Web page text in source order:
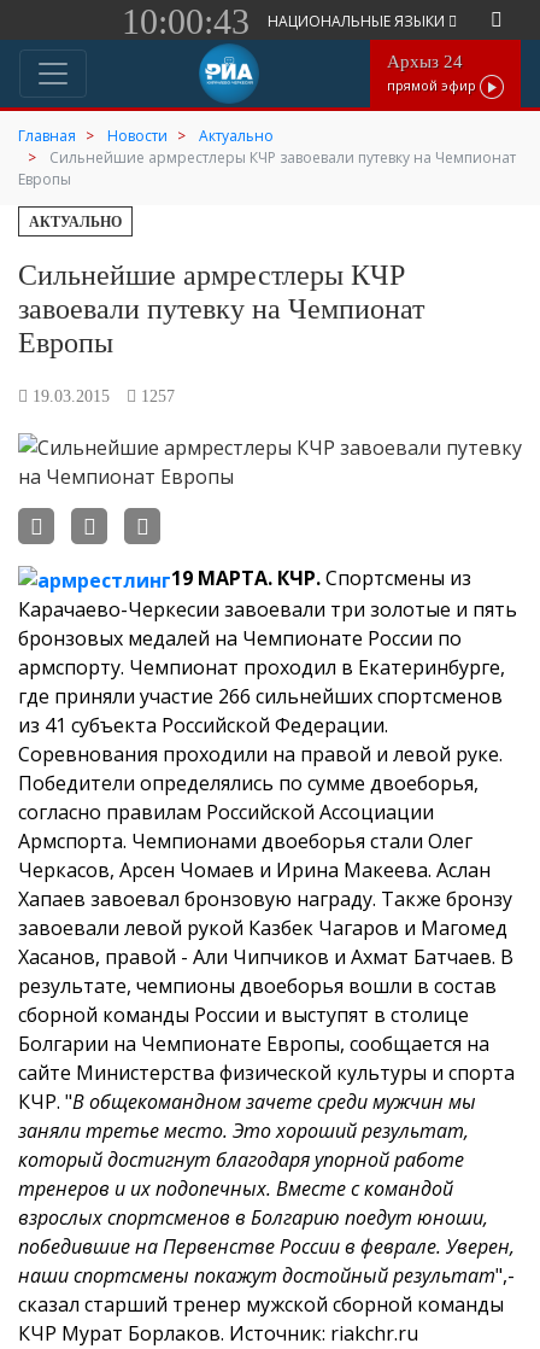
10:00:43 НАЦИОНАЛЬНЫЕ ЯЗЫКИ
Архыз 24
прямой эфир
Главная Новости
Актуально
Сильнейшие армрестлеры КЧР завоевали путевку на Чемпионат
Европы
АКТУАЛЬНО
Сильнейшие армрестлеры КЧР
завоевали путевку на Чемпионат
Европы
19.03.2015 1257
19 МАРТА. КЧР.Спортсмены из
Карачаево-Черкесии завоевали три золотые и пять
бронзовых медалей на Чемпионате России по
армспорту. Чемпионат проходил в Екатеринбурге,
где приняли участие 266 сильнейших спортсменов
из 41 субъекта Российской Федерации.
Соревнования проходили на правой и левой руке.
Победители определялись по сумме двоеборья,
согласно правилам Российской Ассоциации
Армспорта. Чемпионами двоеборья стали Олег
Черкасов, Арсен Чомаев и Ирина Макеева. Аслан
Хапаев завоевал бронзовую награду. Также бронзу
завоевали левой рукой Казбек Чагаров и Магомед
Хасанов, правой - Али Чипчиков и Ахмат Батчаев. В
результате, чемпионы двоеборья вошли в состав
сборной команды России и выступят в столице
Болгарии на Чемпионате Европы, сообщается на
сайте Министерства физической культуры и спорта
КЧР. "В общекомандном зачете среди мужчин мы
заняли третье место. Это хороший результат,
который достигнут благодаря упорной работе
тренеров и их подопечных. Вместе с командой
взрослых спортсменов в Болгарию поедут юноши,
победившие на Первенстве России в феврале. Уверен,
наши спортсмены покажут достойный результат",-
сказал старший тренер мужской сборной команды
КЧР Мурат Борлаков. Источник: riakchr.ru